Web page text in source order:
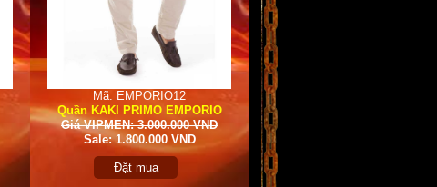
Mã: EMPORIO12
Quần KAKI PRIMO EMPORIO
Giá VIPMEN: 3.000.000 VND
Sale: 1.800.000 VND
Đặt mua